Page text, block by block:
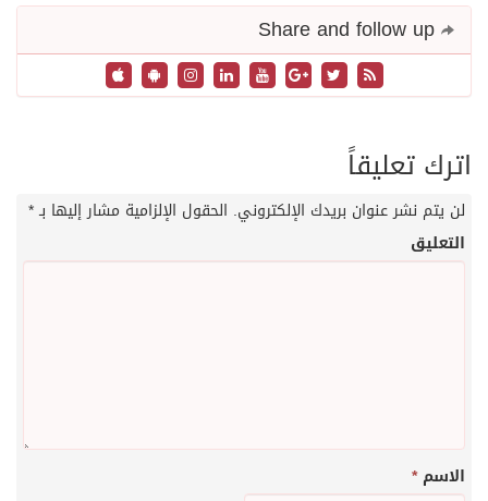
اترك تعليقاً
لن يتم نشر عنوان بريدك الإلكتروني. الحقول الإلزامية مشار إليها بـ*
التعليق
الاسم*